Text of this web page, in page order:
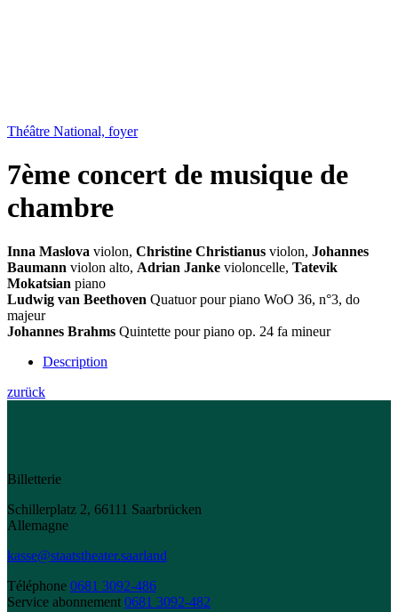
Théâtre National, foyer
7ème concert de musique de
chambre
Inna Maslova violon, Christine Christianus violon, Johannes
Baumann violon alto, Adrian Janke violoncelle, Tatevik
Mokatsian piano
Ludwig van Beethoven Quatuor pour piano WoO 36, n°3, do
majeur
Johannes Brahms Quintette pour piano op. 24 fa mineur
Description
zurück
Billetterie
Schillerplatz 2, 66111 Saarbrücken
Allemagne
kasse@staatstheater.saarland
Téléphone 0681 3092-486
Service abonnement 0681 3092-482